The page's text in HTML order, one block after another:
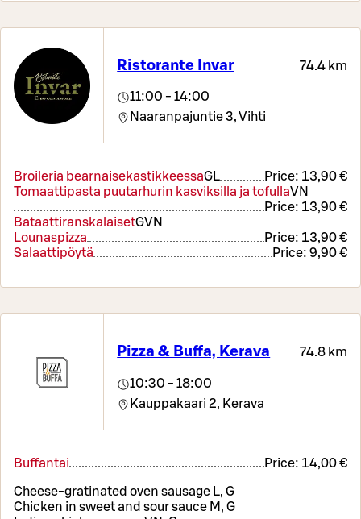
Ristorante Invar 74.4 km
11:00 - 14:00
Naaranpajuntie 3,Vihti
Broileria bearnaisekastikkeessaGL Price: 13,90 €
Tomaattipasta puutarhurin kasviksilla ja tofullaVN
Price: 13,90 €
BataattiranskalaisetGVN
Lounaspizza
Price: 13,90 €
Salaattipöytä
Price: 9,90 €
Pizza & Buffa, Kerava 74.8 km
10:30 - 18:00
Kauppakaari 2, Kerava
Buffantai Price: 14,00 €
Cheese-gratinated oven sausage L, G
Chicken in sweet and sour sauce M, G